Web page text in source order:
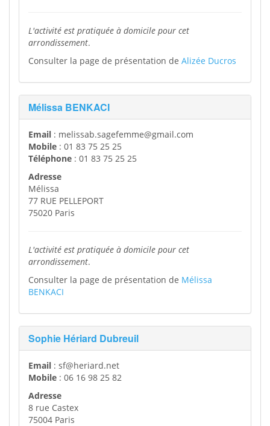
L'activité est pratiquée à domicile pour cet
arrondissement.
Consulter la page de présentation de Alizée Ducros
Mélissa BENKACI
Email : melissab.sagefemme@gmail.com
Mobile : 01 83 75 25 25
Téléphone : 01 83 75 25 25
Adresse
Mélissa
77 RUE PELLEPORT
75020 Paris
L'activité est pratiquée à domicile pour cet
arrondissement.
Consulter la page de présentation de Mélissa
BENKACI
Sophie Hériard Dubreuil
Email : sf@heriard.net
Mobile : 06 16 98 25 82
Adresse
8 rue Castex
75004 Paris